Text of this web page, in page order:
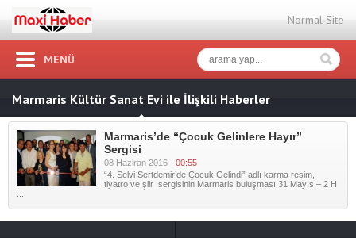
Normal Site
MENÜ
Marmaris Kültür Sanat Evi ile İlişkili Haberler
Marmaris’de “Çocuk Gelinlere Hayır”
Sergisi
08 Haziran 2016 - 00:55
“4. Selvi Sertdemir’de Çocuk Gelindi” adlı karma resim,
tiyatro ve şiir sergisinin Marmaris buluşması 31 Mayıs – 2 H